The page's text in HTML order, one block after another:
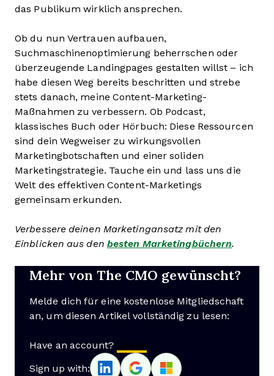
das Publikum wirklich ansprechen.
Ob du nun Vertrauen aufbauen,
Suchmaschinenoptimierung beherrschen oder
überzeugende Landingpages gestalten willst – ich
habe diesen Weg bereits beschritten und strebe
stets danach, meine Content-Marketing-
Maßnahmen zu verbessern. Ob Podcast,
klassisches Buch oder Hörbuch: Diese Ressourcen
sind dein Wegweiser zu wirkungsvollen
Marketingbotschaften und einer soliden
Marketingstrategie. Tauche ein und lass uns die
Welt des effektiven Content-Marketings
gemeinsam erkunden.
Verbessere deinen Marketingansatz mit den
Einblicken aus den besten Marketingbüchern.
Mehr von The CMO gewünscht?
Melde dich für eine kostenlose Mitgliedschaft
an, um diesen Artikel vollständig zu lesen:
Have an account? Log In
Sign up with: